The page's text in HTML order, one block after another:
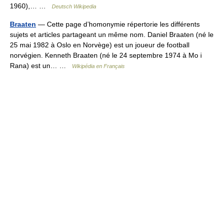
1960),… …
Deutsch Wikipedia
Braaten — Cette page d’homonymie répertorie les différents
sujets et articles partageant un même nom. Daniel Braaten (né le
25 mai 1982 à Oslo en Norvège) est un joueur de football
norvégien. Kenneth Braaten (né le 24 septembre 1974 à Mo i
Rana) est un… …
Wikipédia en Français